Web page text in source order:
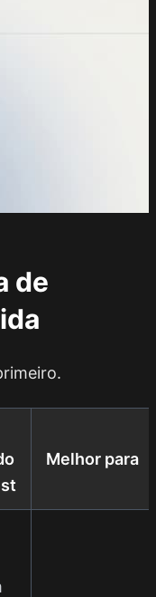
de
Melhor para